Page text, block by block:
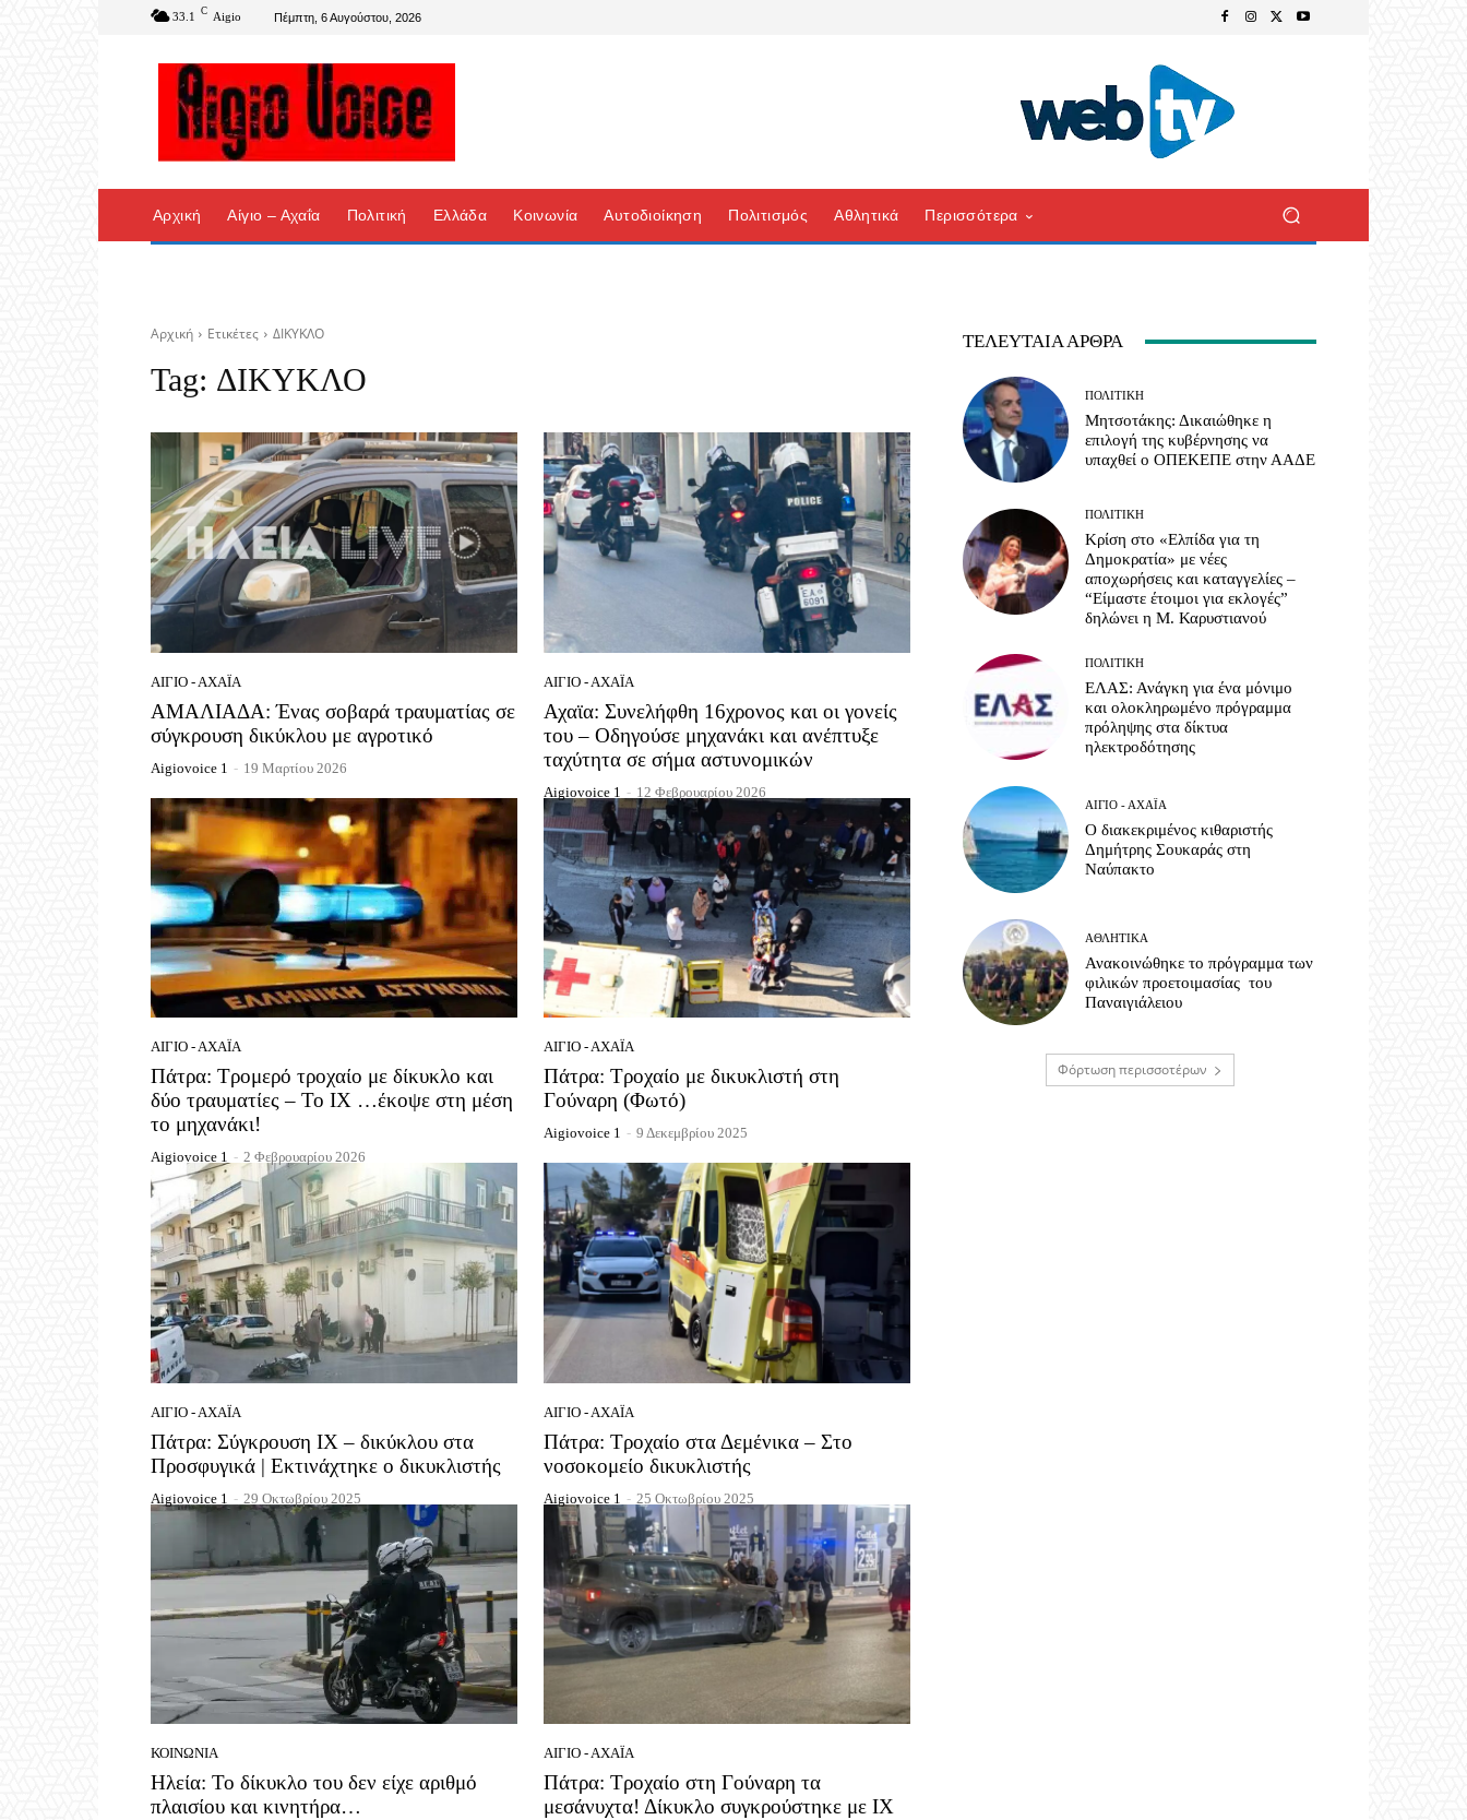
33.1 C Aigio Πέμπτη, 6 Αυγούστου, 2026
Αρχική Αίγιο – Αχαΐα Πολιτική Ελλάδα Κοινωνία Αυτοδιοίκηση Πολιτισμός Αθλητικά Περισσότερα
Αρχική Ετικέτες ΔΙΚΥΚΛΟ
Tag: ΔΙΚΥΚΛΟ
ΑΊΓΙΟ - ΑΧΑΪ́Α
ΑΜΑΛΙΑΔΑ: Ένας σοβαρά τραυματίας σε
σύγκρουση δικύκλου με αγροτικό
Aigiovoice 1 - 19 Μαρτίου 2026
ΑΊΓΙΟ - ΑΧΑΪ́Α
Αχαϊα: Συνελήφθη 16χρονος και οι γονείς
του – Οδηγούσε μηχανάκι και ανέπτυξε
ταχύτητα σε σήμα αστυνομικών
Aigiovoice 1 - 12 Φεβρουαρίου 2026
ΑΊΓΙΟ - ΑΧΑΪ́Α
Πάτρα: Τρομερό τροχαίο με δίκυκλο και
δύο τραυματίες – Το ΙΧ …έκοψε στη μέση
το μηχανάκι!
Aigiovoice 1 - 2 Φεβρουαρίου 2026
ΑΊΓΙΟ - ΑΧΑΪ́Α
Πάτρα: Τροχαίο με δικυκλιστή στη
Γούναρη (Φωτό)
Aigiovoice 1 - 9 Δεκεμβρίου 2025
ΑΊΓΙΟ - ΑΧΑΪ́Α
Πάτρα: Σύγκρουση ΙΧ – δικύκλου στα
Προσφυγικά | Εκτινάχτηκε ο δικυκλιστής
Aigiovoice 1 - 29 Οκτωβρίου 2025
ΑΊΓΙΟ - ΑΧΑΪ́Α
Πάτρα: Τροχαίο στα Δεμένικα – Στο
νοσοκομείο δικυκλιστής
Aigiovoice 1 - 25 Οκτωβρίου 2025
ΚΟΙΝΩΝΊΑ
Ηλεία: Το δίκυκλο του δεν είχε αριθμό
πλαισίου και κινητήρα…
ΑΊΓΙΟ - ΑΧΑΪ́Α
Πάτρα: Τροχαίο στη Γούναρη τα
μεσάνυχτα! Δίκυκλο συγκρούστηκε με ΙΧ
ΤΕΛΕΥΤΑΊΑ ΆΡΘΡΑ
ΠΟΛΙΤΙΚΉ
Μητσοτάκης: Δικαιώθηκε η
επιλογή της κυβέρνησης να
υπαχθεί ο ΟΠΕΚΕΠΕ στην ΑΑΔΕ
ΠΟΛΙΤΙΚΉ
Κρίση στο «Ελπίδα για τη
Δημοκρατία» με νέες
αποχωρήσεις και καταγγελίες –
“Είμαστε έτοιμοι για εκλογές”
δηλώνει η Μ. Καρυστιανού
ΠΟΛΙΤΙΚΉ
ΕΛΑΣ: Ανάγκη για ένα μόνιμο
και ολοκληρωμένο πρόγραμμα
πρόληψης στα δίκτυα
ηλεκτροδότησης
ΑΊΓΙΟ - ΑΧΑΪ́Α
Ο διακεκριμένος κιθαριστής
Δημήτρης Σουκαράς στη
Ναύπακτο
ΑΘΛΗΤΙΚΆ
Ανακοινώθηκε το πρόγραμμα των
φιλικών προετοιμασίας του
Παναιγιάλειου
Φόρτωση περισσοτέρων